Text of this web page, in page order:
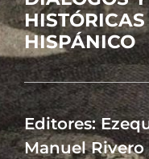
HISPÁNICO
Editores:
Manuel